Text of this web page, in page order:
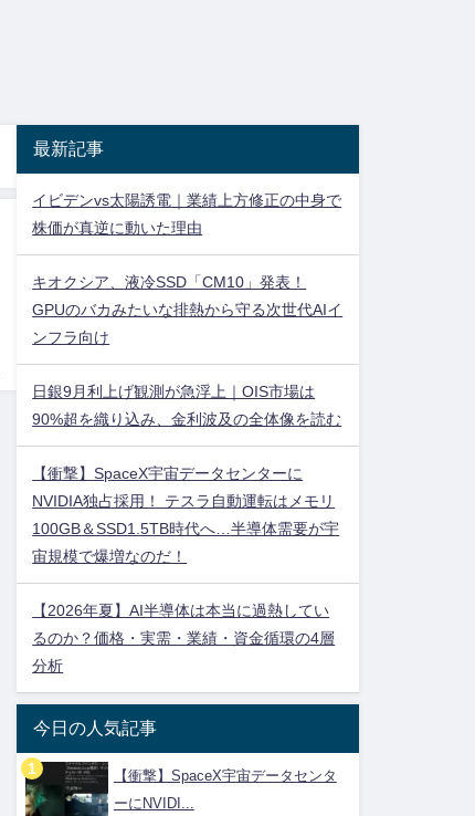
最新記事
イビデンvs太陽誘電｜業績上方修正の中身で
株価が真逆に動いた理由
キオクシア、液冷SSD「CM10」発表！
GPUのバカみたいな排熱から守る次世代AIイ
ンフラ向け
日銀9月利上げ観測が急浮上｜OIS市場は
90%超を織り込み、金利波及の全体像を読む
【衝撃】SpaceX宇宙データセンターに
NVIDIA独占採用！ テスラ自動運転はメモリ
100GB＆SSD1.5TB時代へ…半導体需要が宇
宙規模で爆増なのだ！
【2026年夏】AI半導体は本当に過熱してい
るのか？価格・実需・業績・資金循環の4層
分析
今日の人気記事
【衝撃】SpaceX宇宙データセンタ
ーにNVIDI...